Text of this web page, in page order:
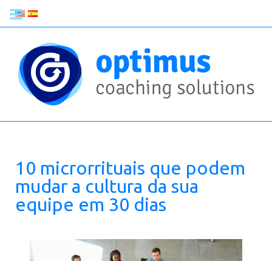
10 microrrituais que podem
mudar a cultura da sua
equipe em 30 dias